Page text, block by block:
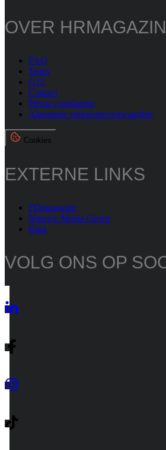
OVER
FAQ
Team
G12
Contact
Privacyverklaring
Algemene verkoopsvoorwaarden
Cookies
EXTERNE LINKS
FDmagazine
Nieuwe Media Groep
Htag
VOLG ONS OP